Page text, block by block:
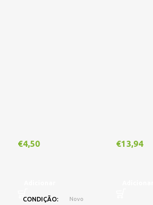
€4,50
CONDIÇÃO Novo
€13,94